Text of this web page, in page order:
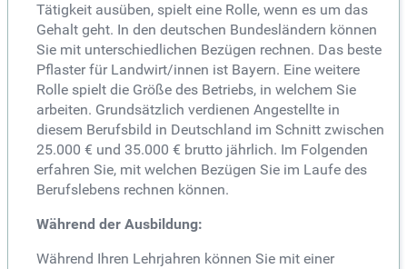
Tätigkeit ausüben, spielt eine Rolle, wenn es um das
Gehalt geht. In den deutschen Bundesländern können
Sie mit unterschiedlichen Bezügen rechnen. Das beste
Pflaster für Landwirt/innen ist Bayern. Eine weitere
Rolle spielt die Größe des Betriebs, in welchem Sie
arbeiten. Grundsätzlich verdienen Angestellte in
diesem Berufsbild in Deutschland im Schnitt zwischen
25.000 € und 35.000 € brutto jährlich. Im Folgenden
erfahren Sie, mit welchen Bezügen Sie im Laufe des
Berufslebens rechnen können.
Während der Ausbildung:
Während Ihren Lehrjahren können Sie mit einer